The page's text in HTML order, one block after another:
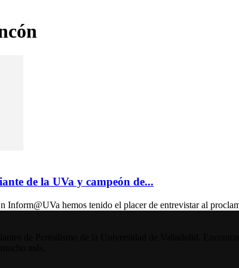
de la UVa y campeón de...
hemos tenido el placer de entrevistar al